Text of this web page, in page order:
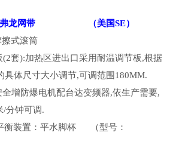
铁弗龙网带 （美国SE）
式滚筒
(2套):加热区进出口采用耐温调节板,根据
具体尺寸大小调节,可调范围180MM.
增防爆电机配台达变频器,依生产需要,
/分钟可调.
衡装置：平水脚杯 （型号：